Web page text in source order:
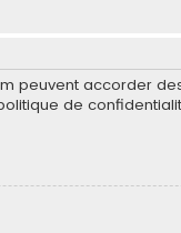
peuvent accorder
de